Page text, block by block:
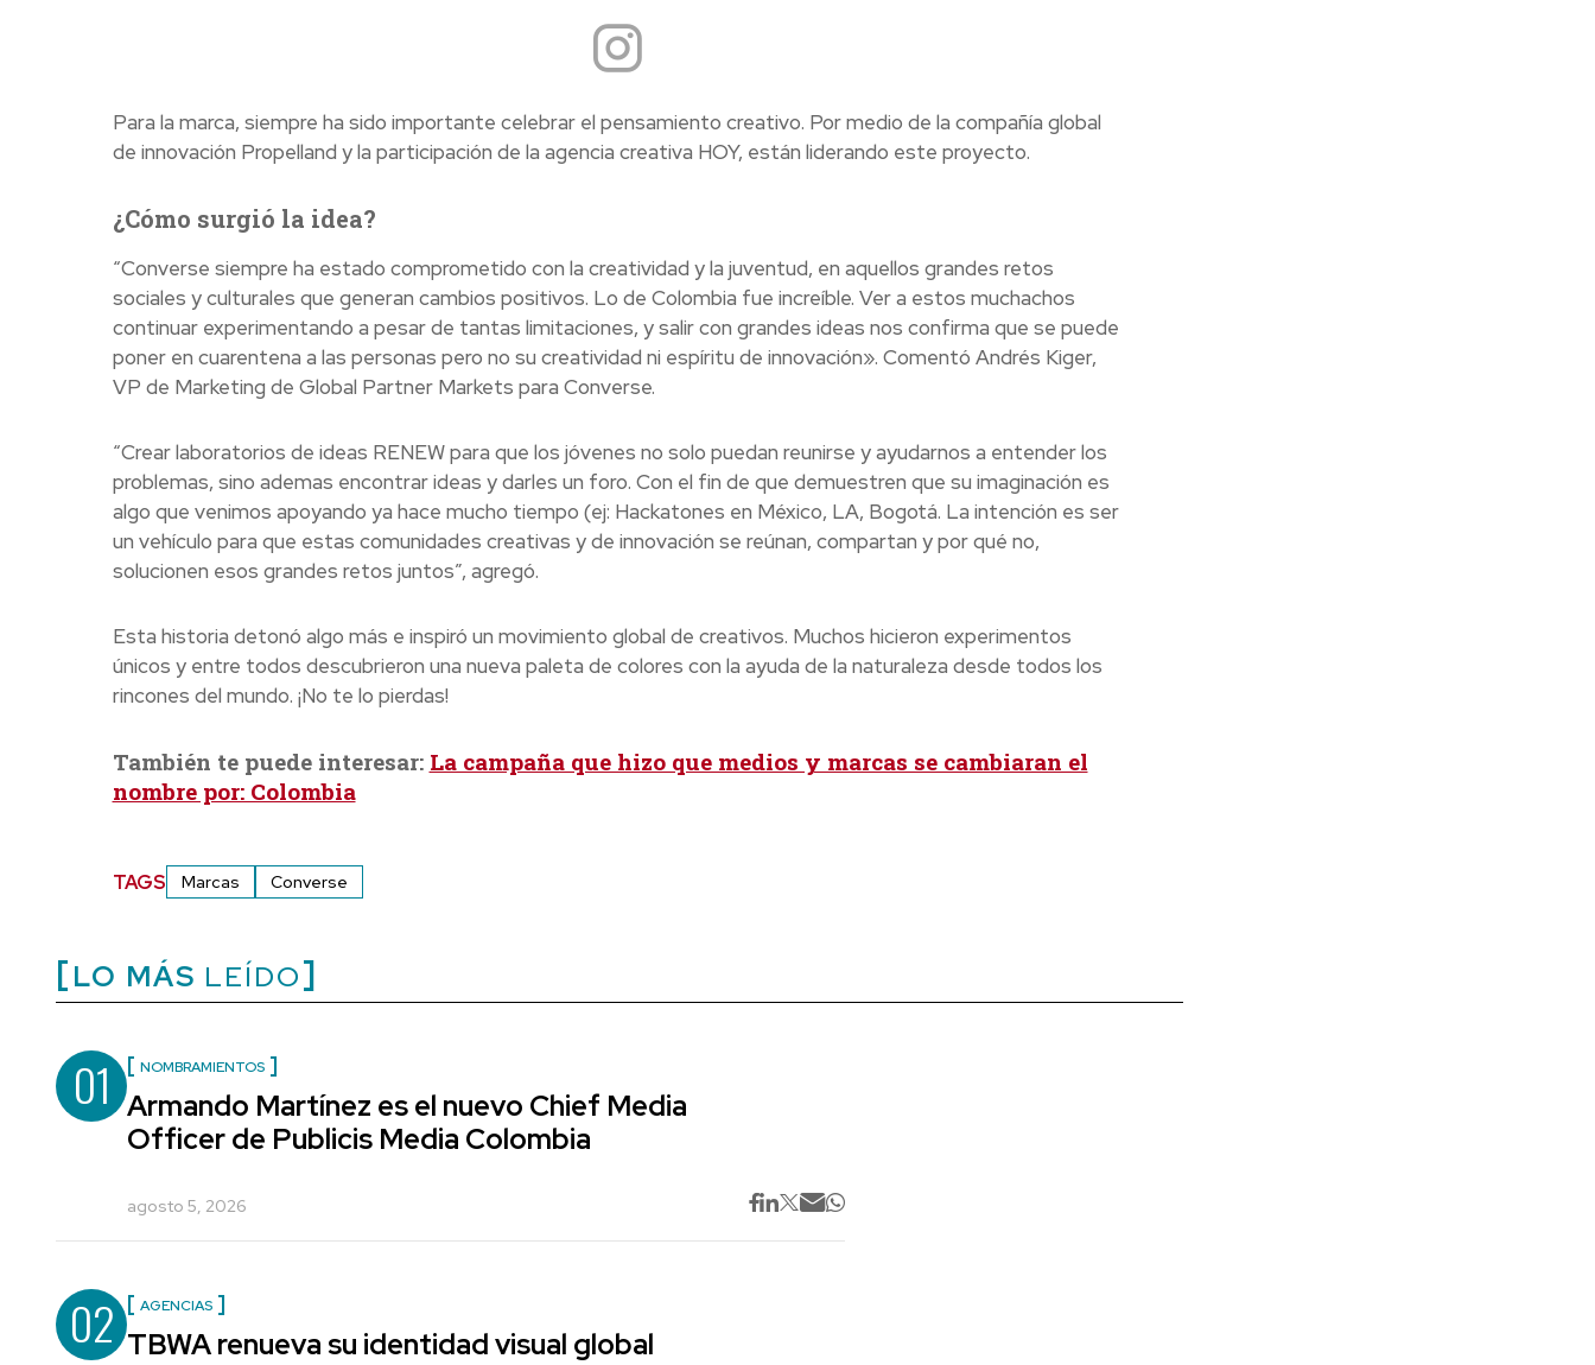
Para la marca, siempre ha sido importante celebrar el pensamiento creativo. Por medio de la compañía global
de innovación Propelland y la participación de la agencia creativa HOY, están liderando este proyecto.
¿Cómo surgió la idea?
“Converse siempre ha estado comprometido con la creatividad y la juventud, en aquellos grandes retos
sociales y culturales que generan cambios positivos. Lo de Colombia fue increíble. Ver a estos muchachos
continuar experimentando a pesar de tantas limitaciones, y salir con grandes ideas nos confirma que se puede
poner en cuarentena a las personas pero no su creatividad ni espíritu de innovación». Comentó Andrés Kiger,
VP de Marketing de Global Partner Markets para Converse.
“Crear laboratorios de ideas RENEW para que los jóvenes no solo puedan reunirse y ayudarnos a entender los
problemas, sino ademas encontrar ideas y darles un foro. Con el fin de que demuestren que su imaginación es
algo que venimos apoyando ya hace mucho tiempo (ej: Hackatones en México, LA, Bogotá. La intención es ser
un vehículo para que estas comunidades creativas y de innovación se reúnan, compartan y por qué no,
solucionen esos grandes retos juntos”, agregó.
Esta historia detonó algo más e inspiró un movimiento global de creativos. Muchos hicieron experimentos
únicos y entre todos descubrieron una nueva paleta de colores con la ayuda de la naturaleza desde todos los
rincones del mundo. ¡No te lo pierdas!
También te puede interesar: La campaña que hizo que medios y marcas se cambiaran el
nombre por: Colombia
TAGS Marcas Converse
LO MÁS LEÍDO
01 NOMBRAMIENTOS
Armando Martínez es el nuevo Chief Media
Officer de Publicis Media Colombia
agosto 5, 2026
02 AGENCIAS
TBWA renueva su identidad visual global